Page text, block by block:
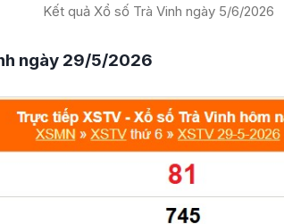
Kết quả Xổ số Trà Vinh ngày 5/6/2026
ngày 29/5/2026